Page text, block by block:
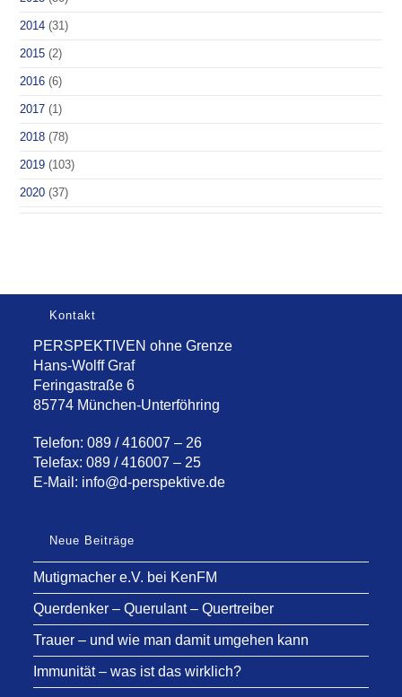
2014 (31)
2015 (2)
2016 (6)
2017 (1)
2018 (78)
2019 (103)
2020 (37)
Kontakt
PERSPEKTIVEN ohne Grenze
Hans-Wolff Graf
Feringastraße 6
85774 München-Unterföhring
Telefon: 089 / 416007 – 26
Telefax: 089 / 416007 – 25
E-Mail: info@d-perspektive.de
Neue Beiträge
Mutigmacher e.V. bei KenFM
Querdenker – Querulant – Quertreiber
Trauer – und wie man damit umgehen kann
Immunität – was ist das wirklich?